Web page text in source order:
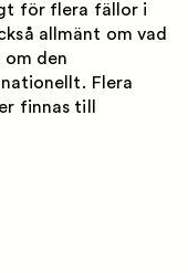
för flera fällor i
allmänt om vad
den
Flera
finnas till